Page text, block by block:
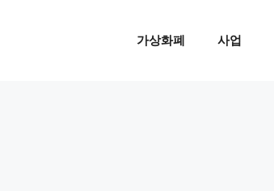
가상화폐 사업